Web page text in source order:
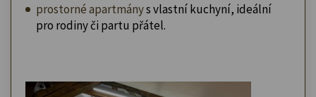
prostorné apartmánys vlastní kuchyní, ideální
pro rodiny či partu přátel.